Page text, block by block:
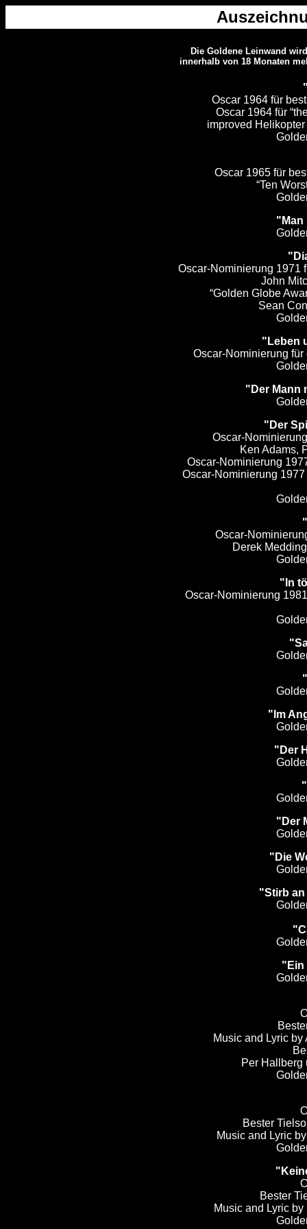
Die Goldene Leinwand
innerhalb von 18 Monaten
Oscar 1964 für
Oscar 1964 für
improved
Oscar 1965 für
“Ten
"Man
Oscar-Nominierung 1971
John
“Golden Globe
Sean
"Leben
Oscar-Nominierung für
"Der Mann
"Der
Oscar-
Ken Adams,
Oscar-Nominierung
Oscar-Nominierung
Oscar-
Derek
"In
Oscar-Nominierung
"Im
"Der
"Der
"Die
"Stirb an
"Ein
Music and Lyric
Per Hallberg
Bester
Music and Lyric
Bester
Music and Lyric by